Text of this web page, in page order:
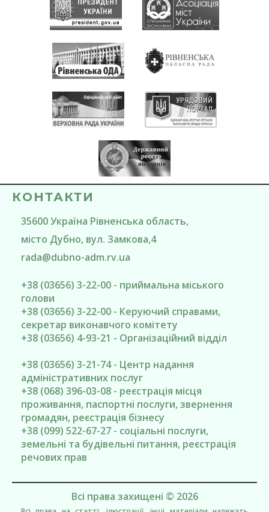
КОНТАКТИ
35600Україна Рівненська область,
місто Дубно, вул. Замкова,4
rada@dubno-adm.rv.ua
+38 (03656) 3-22-00 - приймальна міського
голови
+38 (03656) 3-22-00 - Керуючий справами,
секретар виконавчого комітету
+38 (03656) 4-93-21 - Організаційний відділ
+38 (03656) 3-21-74 - Центр надання
адміністративних послуг
+38 (068) 396-03-08 - реєстрація місця
проживання, паспортні послуги, звернення
громадян, реєстрація бізнесу
+38 (099) 522-67-27 - соціальні послуги,
земельні та будівельні питання, реєстрація
речових прав
Всі права захищені © 2026